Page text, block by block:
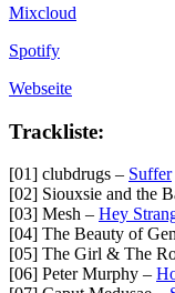
Mixcloud
Spotify
Webseite
Trackliste:
[01] clubdrugs – Suffer
[02] Siouxsie and the
[03] Mesh – Hey
[04] The Beauty of
[05] The Girl & The
[06] Peter Murphy –